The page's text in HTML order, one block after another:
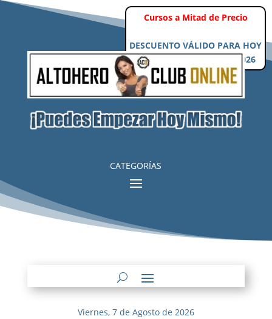
CATEGORÍAS
Cursos a Mitad de Precio
DESCUENTO VÁLIDO PARA HOY
Viernes, 7 de Agosto de 2026
Viernes, 7 de Agosto de 2026